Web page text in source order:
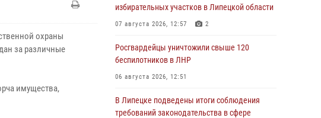
охраны
за различные
имущества,
избирательных участков в Липецкой области
07 августа 2026, 12:57 2
Росгвардейцы уничтожили свыше 120
беспилотников в ЛНР
06 августа 2026, 12:51
В Липецке подведены итоги соблюдения
требований законодательства в сфере